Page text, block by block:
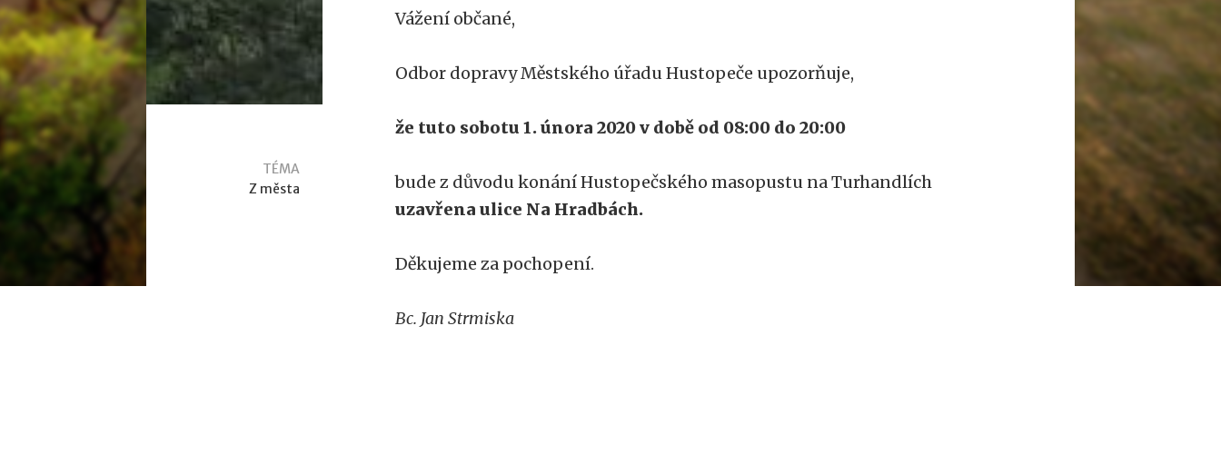
TÉMA
Z města
Vážení občané,
Odbor dopravy Městského úřadu Hustopeče upozorňuje,
že tuto sobotu 1. února 2020 v době od 08:00 do 20:00
bude z důvodu konání Hustopečského masopustu na Turhandlích
uzavřena ulice Na Hradbách.
Děkujeme za pochopení.
Bc. Jan Strmiska